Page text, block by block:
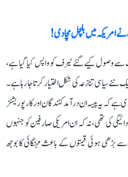
امریکہ میں ہلچل مچا دی!
سے وصول کیے گئے ٹیرف کو واپس کیا گیا ہے،
سیاسی تنازعہ کی شکل اختیار کرتا جا رہا ہے۔
یہ پیسہ ان درآمد کنندگان اور کارپوریشنز
کی تھی، نہ کہ ان امریکی صارفین کو جنہوں
ہوئی قیمتوں کے باعث مہنگائی کا بوجھ